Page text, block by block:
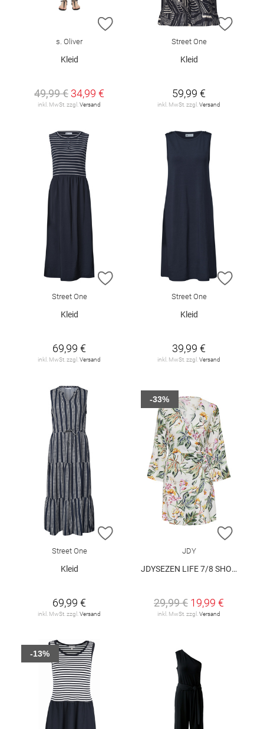
ZUR WUNSCHLISTE HINZUFÜGEN
s. Oliver
Kleid
49,99 € 34,99 €
inkl. MwSt. zzgl. Versand
ZUR
Street One
Kleid
59,99 €
inkl. MwSt. zzgl. Versand
ZUR WUNSCHLISTE HINZUFÜGEN
Street One
Kleid
69,99 €
inkl. MwSt. zzgl. Versand
ZUR
Street One
Kleid
39,99 €
inkl. MwSt. zzgl. Versand
ZUR WUNSCHLISTE HINZUFÜGEN
Street One
Kleid
69,99 €
inkl. MwSt. zzgl.Versand
ZUR
JDY
JDYSEZEN LIFE 7/8 SHORT DRESS WVN DIA
29,99 € 19,99 €
inkl. MwSt. zzgl.Versand
-33%
-13%